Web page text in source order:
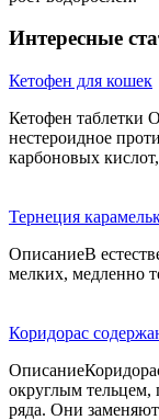
Интересные
Кетофен для кошек
Кетофен таблетки
нестероидное
карбоновых
Тернеция
ОписаниеВ
мелких, медленно
Коридорас
округлым
ряда. Они